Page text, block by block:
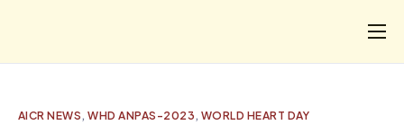
CHI
AICR NEWS,WHD ANPAS-2023, WORLD HEART DAY